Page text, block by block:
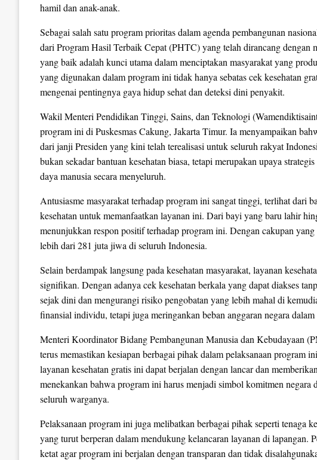
hamil dan anak-anak.
Sebagai salah satu program prioritas dalam agenda pembangunan
dari Program Hasil Terbaik Cepat (PHTC) yang telah dirancang dengan
yang baik adalah kunci utama dalam menciptakan masyarakat yang
yang digunakan dalam program ini tidak hanya sebatas cek kesehatan
mengenai pentingnya gaya hidup sehat dan deteksi dini penyakit.
Wakil Menteri Pendidikan Tinggi, Sains, dan Teknologi
program ini di Puskesmas Cakung, Jakarta Timur. Ia menyampaikan
dari janji Presiden yang kini telah terealisasi untuk seluruh rakyat
bukan sekadar bantuan kesehatan biasa, tetapi merupakan upaya
daya manusia secara menyeluruh.
Antusiasme masyarakat terhadap program ini sangat tinggi, terlihat dari
kesehatan untuk memanfaatkan layanan ini. Dari bayi yang baru lahir
menunjukkan respon positif terhadap program ini. Dengan cakupan
lebih dari 281 juta jiwa di seluruh Indonesia.
Selain berdampak langsung pada kesehatan masyarakat, layanan
signifikan. Dengan adanya cek kesehatan berkala yang dapat diakses
sejak dini dan mengurangi risiko pengobatan yang lebih mahal di
finansial individu, tetapi juga meringankan beban anggaran negara dalam
Menteri Koordinator Bidang Pembangunan Manusia dan Kebudayaan
terus memastikan kesiapan berbagai pihak dalam pelaksanaan program
layanan kesehatan gratis ini dapat berjalan dengan lancar dan
menekankan bahwa program ini harus menjadi simbol komitmen negara
seluruh warganya.
Pelaksanaan program ini juga melibatkan berbagai pihak seperti tenaga
yang turut berperan dalam mendukung kelancaran layanan di lapangan.
ketat agar program ini berjalan dengan transparan dan tidak